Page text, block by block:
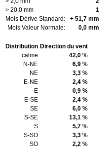
> 20,0 mm
1
Mois Dérive Standard:
+ 51,7 mm
Mois Valeur Normale:
0,0 mm
Distribution Direction du vent
calme
42,0 %
N-NE
6,9 %
NE
3,3 %
E-NE
2,4 %
E
0,9 %
E-SE
2,4 %
SE
6,0 %
S-SE
13,1 %
S
5,7 %
S-SO
3,3 %
SO
2,2 %